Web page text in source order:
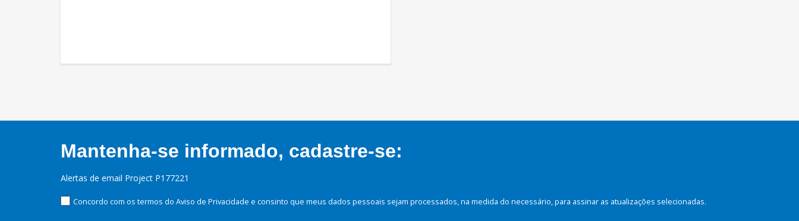
Mantenha-se informado, cadastre-se:
Alertas de email Project P177221
Concordo com os termos do Aviso de Privacidade e consinto que meus dados pessoais sejam processados, na medida do necessário, para assinar as atualizações selecionadas.